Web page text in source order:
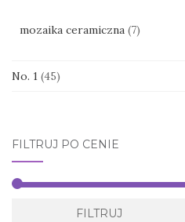
mozaika ceramiczna (7)
No. 1 (45)
FILTRUJ PO CENIE
FILTRUJ